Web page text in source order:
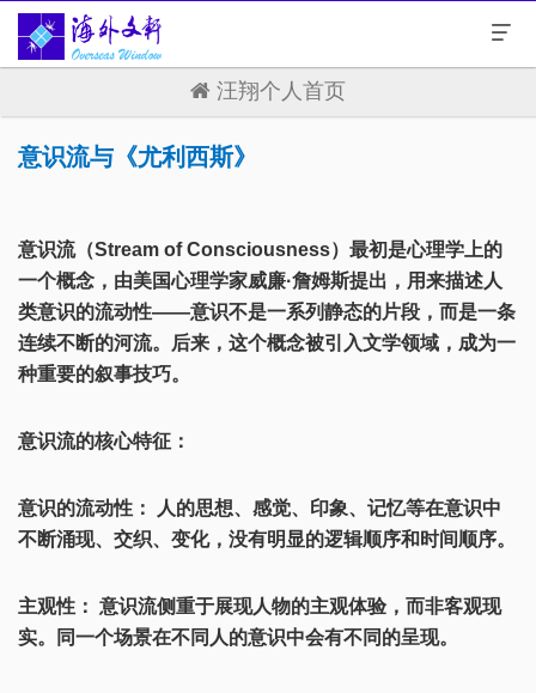
汪翔个人首页
意识流与《尤利西斯》
意识流（Stream of Consciousness）最初是心理学上的
一个概念，由美国心理学家威廉·詹姆斯提出，用来描述人
类意识的流动性——意识不是一系列静态的片段，而是一条
连续不断的河流。后来，这个概念被引入文学领域，成为一
种重要的叙事技巧。
意识流的核心特征：
意识的流动性： 人的思想、感觉、印象、记忆等在意识中
不断涌现、交织、变化，没有明显的逻辑顺序和时间顺序。
主观性： 意识流侧重于展现人物的主观体验，而非客观现
实。同一个场景在不同人的意识中会有不同的呈现。